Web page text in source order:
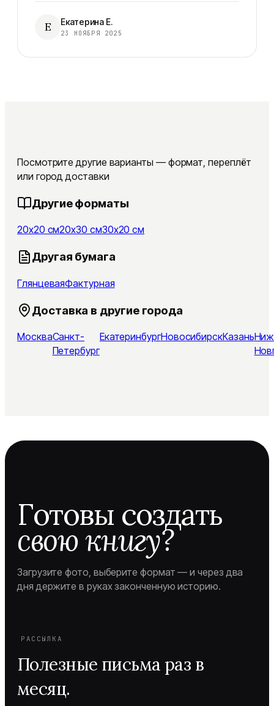
Е Екатерина Е.
23 НОЯБРЯ 2025
Посмотрите другие варианты — формат, переплёт
или город доставки
Другие форматы
20x20 см20x30 см30x20 см
Другая бумага
ГлянцеваяФактурная
Доставка в другие города
МоскваСанкт-
Петербург
ЕкатеринбургНовосибирскКазань
Готовы создать
свою книгу?
Загрузите фото, выберите формат — и через два
дня держите в руках законченную историю.
РАССЫЛКА
Полезные письма раз в
месяц.